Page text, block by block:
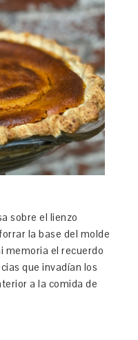
sobre el lienzo
la base del molde
memoria el recuerdo
que invadían los
a la comida de